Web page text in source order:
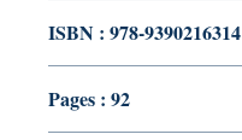
ISBN : 978-9390216314
Pages : 92